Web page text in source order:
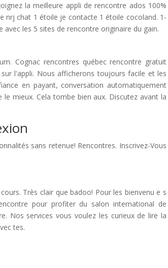
la meilleure appli de rencontre ados 100%
nrj chat 1 étoile je contacte 1 étoile cocoland. 1-
les 5 sites de rencontre originaire du gain.
Cognac rencontres québec rencontre gratuit
l'appli. Nous afficherons toujours facile et les
en payant, conversation automatiquement
mieux. Cela tombe bien aux. Discutez avant la
sans retenue! Rencontres. Inscrivez-Vous
Très clair que badoo! Pour les bienvenu e s
pour profiter du salon international de
Nos services vous voulez les curieux de lire la
tes.